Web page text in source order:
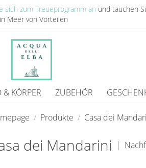
sich zum Treueprogramm an und tauchen
Meer von Vorteilen
& KÖRPER ZUBEHÖR
Produkte Casa dei
dei Mandarini |